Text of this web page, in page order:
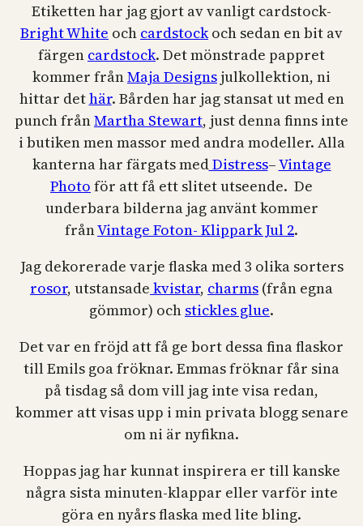
Etiketten har jag gjort av vanligt cardstock-
Bright White och cardstockoch sedan en bit av
färgen cardstock. Det mönstrade pappret
kommer frånMaja Designs julkollektion, ni
hittar dethär. Bården har jag stansat ut med en
punch frånMartha Stewart, just denna finns inte
i butiken men massor med andra modeller. Alla
kanterna har färgats medDistress–Vintage
Photo för att få ett slitet utseende. De
underbara bilderna jag använt kommer
frånVintage Foton- Klippark Jul 2.
Jag dekorerade varje flaska med 3 olika sorters
rosor, utstansade kvistar, charms (från egna
gömmor) och stickles glue.
Det var en fröjd att få ge bort dessa fina flaskor
till Emils goa fröknar. Emmas fröknar får sina
på tisdag så dom vill jag inte visa redan,
kommer att visas upp i min privata blogg senare
om ni är nyfikna.
Hoppas jag har kunnat inspirera er till kanske
några sista minuten-klappar eller varför inte
göra en nyårs flaska med lite bling.